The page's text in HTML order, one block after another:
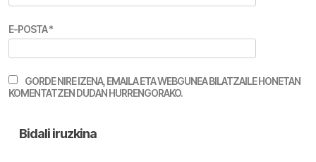
E-POSTA*
GORDE NIRE IZENA, EMAILA ETA WEBGUNEA BILATZAILE HONETAN
KOMENTATZEN DUDAN HURRENGORAKO.